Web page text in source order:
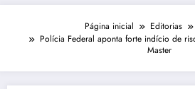
Página inicial Editorias
Polícia Federal aponta forte indício de
Master